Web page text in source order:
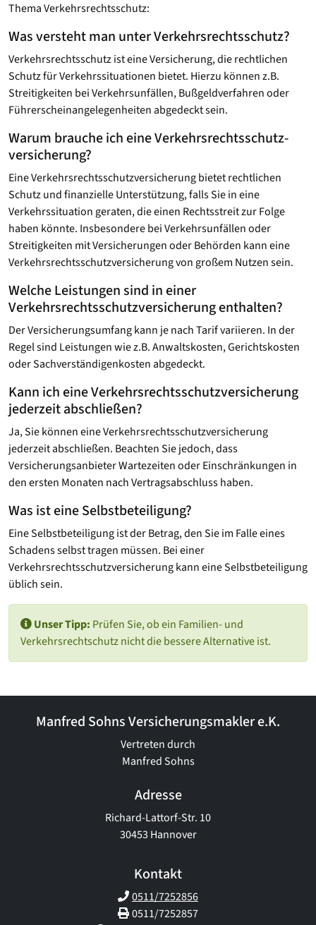
Thema Verkehrsrechtsschutz:
Was versteht man unter Verkehrsrechtsschutz?
Verkehrsrechtsschutz ist eine Versicherung, die rechtlichen
Schutz für Verkehrssituationen bietet. Hierzu können z.B.
Streitigkeiten bei Verkehrsunfällen, Bußgeldverfahren oder
Führerscheinangelegenheiten abgedeckt sein.
Warum brauche ich eine Verkehrsrechtsschutz­
versicherung?
Eine Verkehrsrechtsschutz­versicherung bietet rechtlichen
Schutz und finanzielle Unterstützung, falls Sie in eine
Verkehrssituation geraten, die einen Rechtsstreit zur Folge
haben könnte. Insbesondere bei Verkehrsunfällen oder
Streitigkeiten mit Versicherungen oder Behörden kann eine
Verkehrsrechtsschutzversicherung von großem Nutzen sein.
Welche Leistungen sind in einer
Verkehrsrechtsschutz­versicherung enthalten?
Der Versicherungsumfang kann je nach Tarif variieren. In der
Regel sind Leistungen wie z.B. Anwaltskosten, Gerichtskosten
oder Sachverständigenkosten abgedeckt.
Kann ich eine Verkehrsrechtsschutz­versicherung
jederzeit abschließen?
Ja, Sie können eine Verkehrsrechtsschutz­versicherung
jederzeit abschließen. Beachten Sie jedoch, dass
Versicherungsanbieter Wartezeiten oder Einschränkungen in
den ersten Monaten nach Vertragsabschluss haben.
Was ist eine Selbstbeteiligung?
Eine Selbstbeteiligung ist der Betrag, den Sie im Falle eines
Schadens selbst tragen müssen. Bei einer
Verkehrsrechtsschutzversicherung kann eine Selbstbeteiligung
üblich sein.
Unser Tipp: Prüfen Sie, ob ein Familien- und
Verkehrsrechtschutz nicht die bessere Alternative ist.
Manfred Sohns Versicherungsmakler e.K.
Vertreten durch
Manfred Sohns
Adresse
Richard-Lattorf-Str. 10
30453 Hannover
Kontakt
0511/7252856
0511/7252857